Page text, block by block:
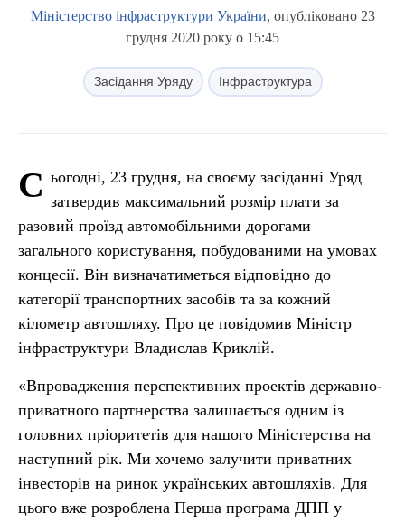
Міністерство інфраструктури України, опубліковано 23
грудня 2020 року о 15:45
Засідання Уряду Інфраструктура
С ьогодні, 23 грудня, на своєму засіданні Уряд
затвердив максимальний розмір плати за
разовий проїзд автомобільними дорогами
загального користування, побудованими на умовах
концесії. Він визначатиметься відповідно до
категорії транспортних засобів та за кожний
кілометр автошляху. Про це повідомив Міністр
інфраструктури Владислав Криклій.
«Впровадження перспективних проектів державно-
приватного партнерства залишається одним із
головних пріоритетів для нашого Міністерства на
наступний рік. Ми хочемо залучити приватних
інвесторів на ринок українських автошляхів. Для
цього вже розроблена Перша програма ДПП у